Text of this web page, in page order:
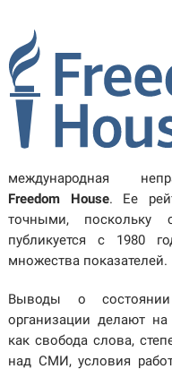
международная
Freedom House. Ее
точными, поскольку
публикуется с 1980
множества показателей.
Выводы о
организации делают
как свобода слова,
над СМИ, условия